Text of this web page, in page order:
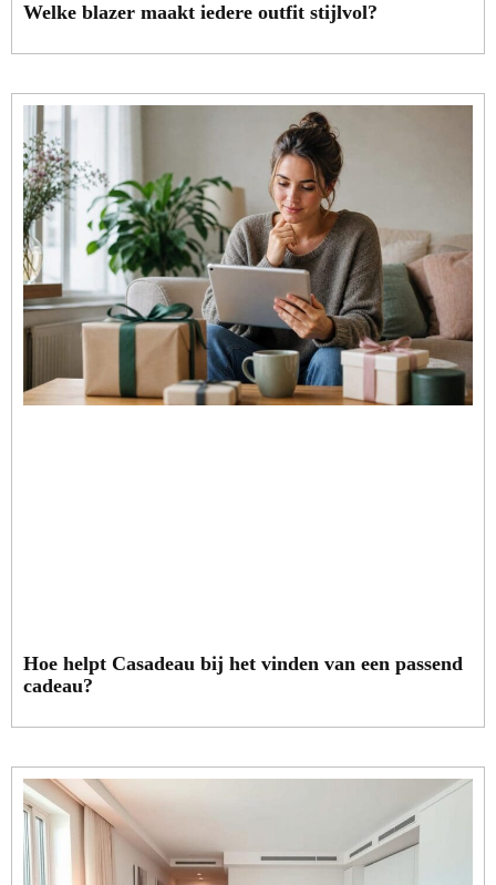
Welke blazer maakt iedere outfit stijlvol?
Hoe helpt Casadeau bij het vinden van een passend
cadeau?